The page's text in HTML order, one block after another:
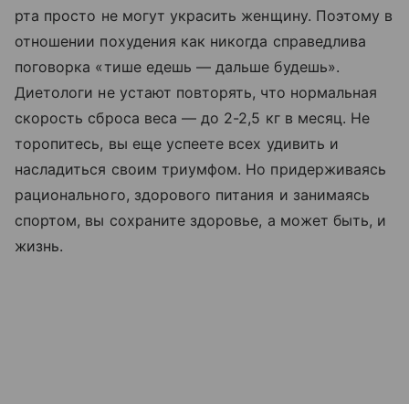
рта просто не могут украсить женщину. Поэтому в
отношении похудения как никогда справедлива
поговорка «тише едешь — дальше будешь».
Диетологи не устают повторять, что нормальная
скорость сброса веса — до 2-2,5 кг в месяц. Не
торопитесь, вы еще успеете всех удивить и
насладиться своим триумфом. Но придерживаясь
рационального, здорового питания и занимаясь
спортом, вы сохраните здоровье, а может быть, и
жизнь.